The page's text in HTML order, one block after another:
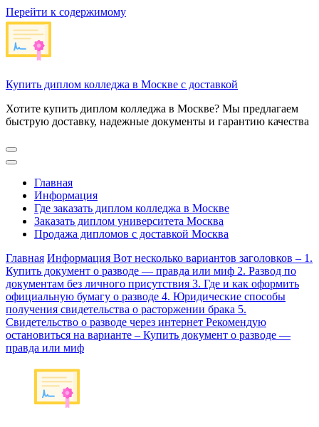
Перейти к содержимому
Купить диплом колледжа в Москве с доставкой
Хотите купить диплом колледжа в Москве? Мы предлагаем
быструю доставку, надежные документы и гарантию качества
Главная
Информация
Где заказать диплом колледжа в Москве
Заказать диплом университета Москва
Продажа дипломов с доставкой Москва
Главная Информация Вот несколько вариантов заголовков – 1.
Купить документ о разводе — правда или миф 2. Развод по
документам без личного присутствия 3. Где и как оформить
официальную бумагу о разводе 4. Юридические способы
получения свидетельства о расторжении брака 5.
Свидетельство о разводе через интернет Рекомендую
остановиться на варианте – Купить документ о разводе —
правда или миф